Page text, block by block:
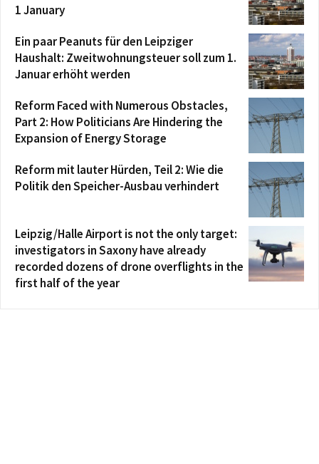
1 January
Ein paar Peanuts für den Leipziger
Haushalt: Zweitwohnungsteuer soll zum 1.
Januar erhöht werden
Reform Faced with Numerous Obstacles,
Part 2: How Politicians Are Hindering the
Expansion of Energy Storage
Reform mit lauter Hürden, Teil 2: Wie die
Politik den Speicher-Ausbau verhindert
Leipzig/Halle Airport is not the only target:
investigators in Saxony have already
recorded dozens of drone overflights in the
first half of the year